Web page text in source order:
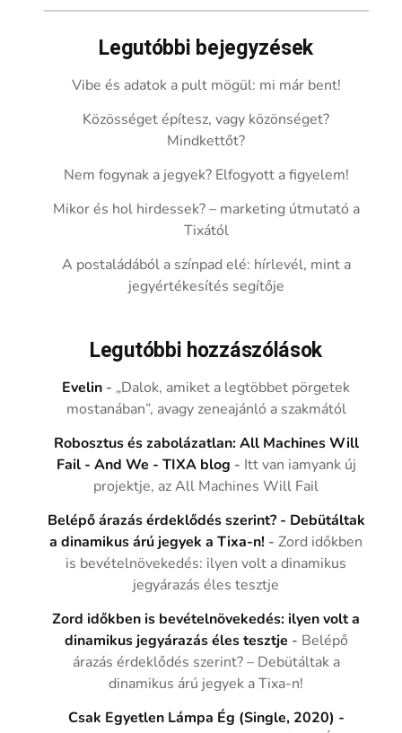
Legutóbbi bejegyzések
Vibe és adatok a pult mögül: mi már bent!
Közösséget építesz, vagy közönséget?
Mindkettőt?
Nem fogynak a jegyek? Elfogyott a figyelem!
Mikor és hol hirdessek? – marketing útmutató a
Tixától
A postaládából a színpad elé: hírlevél, mint a
jegyértékesítés segítője
Legutóbbi hozzászólások
Evelin - „Dalok, amiket a legtöbbet pörgetek
mostanában”, avagy zeneajánló a szakmától
Robosztus és zabolázatlan: All Machines Will
Fail - And We - TIXA blog - Itt van iamyank új
projektje, az All Machines Will Fail
Belépő árazás érdeklődés szerint? - Debütáltak
a dinamikus árú jegyek a Tixa-n! -Zord időkben
is bevételnövekedés: ilyen volt a dinamikus
jegyárazás éles tesztje
Zord időkben is bevételnövekedés: ilyen volt a
dinamikus jegyárazás éles tesztje - Belépő
árazás érdeklődés szerint? – Debütáltak a
dinamikus árú jegyek a Tixa-n!
Csak Egyetlen Lámpa Ég (Single, 2020) -